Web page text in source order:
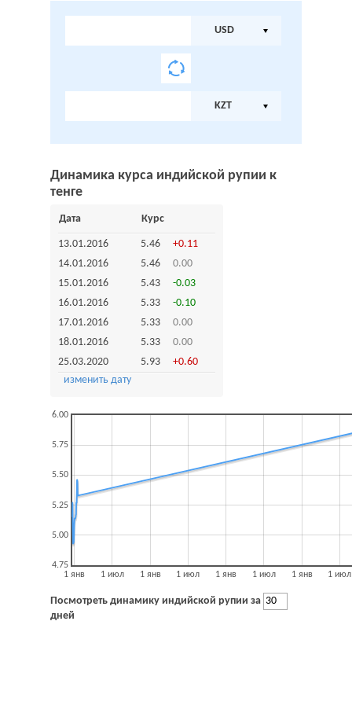
USD
KZT
Динамика курса индийской рупии к
тенге
Дата Курс
13.01.2016 5.46
+0.11
14.01.2016
5.46
0.00
15.01.2016
5.43
-0.03
16.01.2016
5.33
-0.10
17.01.2016
5.33
0.00
18.01.2016
5.33
0.00
25.03.2020
5.93
+0.60
изменить дату
1 июл 1 июл 1 июл 1 июл
1 янв 1 янв 1 янв 1 янв
4.75
5.00
5.25
5.50
5.75
6.00
Посмотреть динамику индийской рупии за
дней